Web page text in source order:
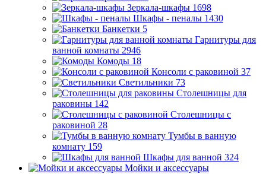
Зеркала-шкафы 1698
Шкафы - пеналы 1430
Банкетки 5
Гарнитуры для
ванной комнаты 2946
Комоды 18
Консоли с раковиной 37
Светильники 73
Столешницы для
раковины 142
Столешницы с
раковиной 28
Тумбы в ванную
комнату 159
Шкафы для ванной 324
Мойки и аксессуары